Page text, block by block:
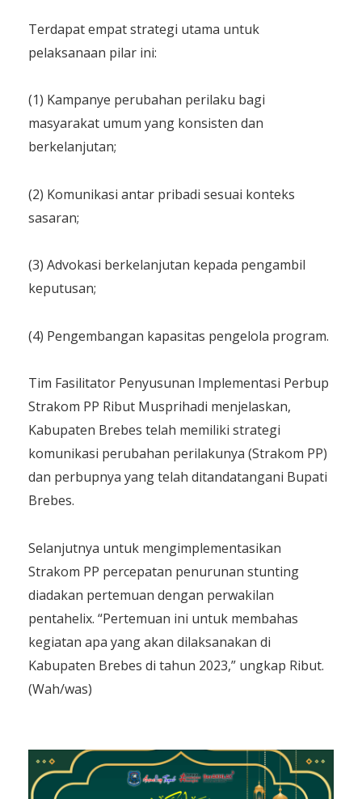
Terdapat empat strategi utama untuk
pelaksanaan pilar ini:
(1) Kampanye perubahan perilaku bagi
masyarakat umum yang konsisten dan
berkelanjutan;
(2) Komunikasi antar pribadi sesuai konteks
sasaran;
(3) Advokasi berkelanjutan kepada pengambil
keputusan;
(4) Pengembangan kapasitas pengelola program.
Tim Fasilitator Penyusunan Implementasi Perbup
Strakom PP Ribut Musprihadi menjelaskan,
Kabupaten Brebes telah memiliki strategi
komunikasi perubahan perilakunya (Strakom PP)
dan perbupnya yang telah ditandatangani Bupati
Brebes.
Selanjutnya untuk mengimplementasikan
Strakom PP percepatan penurunan stunting
diadakan pertemuan dengan perwakilan
pentahelix. “Pertemuan ini untuk membahas
kegiatan apa yang akan dilaksanakan di
Kabupaten Brebes di tahun 2023,” ungkap Ribut.
(Wah/was)